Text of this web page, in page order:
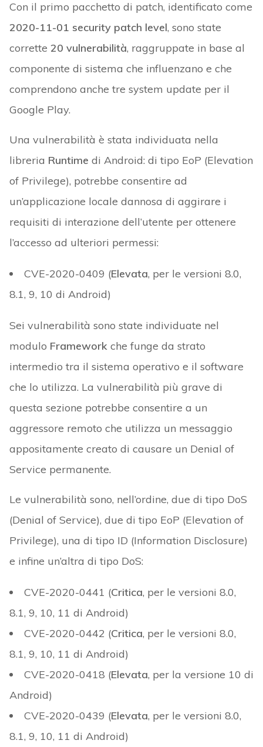
Con il primo pacchetto di patch, identificato come
2020-11-01 security patch level, sono state
corrette 20 vulnerabilità, raggruppate in base al
componente di sistema che influenzano e che
comprendono anche tre system update per il
Google Play.
Una vulnerabilità è stata individuata nella
libreria Runtime di Android: di tipo EoP (Elevation
of Privilege), potrebbe consentire ad
un’applicazione locale dannosa di aggirare i
requisiti di interazione dell’utente per ottenere
l’accesso ad ulteriori permessi:
CVE-2020-0409 (Elevata, per le versioni 8.0,
8.1, 9, 10 di Android)
Sei vulnerabilità sono state individuate nel
modulo Frameworkche funge da strato
intermedio tra il sistema operativo e il software
che lo utilizza. La vulnerabilità più grave di
questa sezione potrebbe consentire a un
aggressore remoto che utilizza un messaggio
appositamente creato di causare un Denial of
Service permanente.
Le vulnerabilità sono, nell’ordine, due di tipo DoS
(Denial of Service), due di tipo EoP (Elevation of
Privilege), una di tipo ID (Information Disclosure)
e infine un’altra di tipo DoS:
CVE-2020-0441 (Critica, per le versioni 8.0,
8.1, 9, 10, 11 di Android)
CVE-2020-0442 (Critica, per le versioni 8.0,
8.1, 9, 10, 11 di Android)
CVE-2020-0418 (Elevata, per la versione 10 di
Android)
CVE-2020-0439 (Elevata, per le versioni 8.0,
8.1, 9, 10, 11 di Android)